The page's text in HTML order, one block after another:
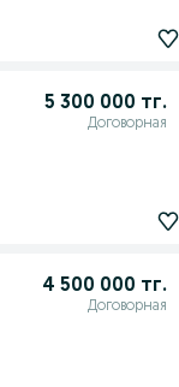
5 300 000 тг.
Договорная
4 500 000 тг.
Договорная